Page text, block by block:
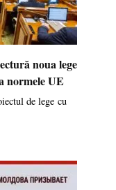
noua lege
normele UE
de lege cu